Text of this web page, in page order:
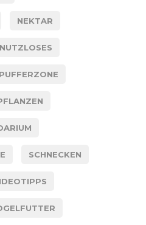
NEKTAR
NUTZLOSES
PUFFERZONE
SCHNECKEN